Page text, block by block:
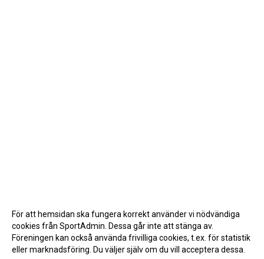
För att hemsidan ska fungera korrekt använder vi nödvändiga
cookies från SportAdmin. Dessa går inte att stänga av.
Föreningen kan också använda frivilliga cookies, t.ex. för statistik
eller marknadsföring. Du väljer själv om du vill acceptera dessa.